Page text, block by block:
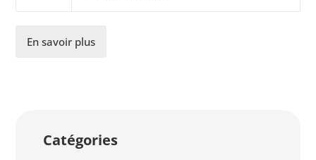
En savoir plus
Catégories